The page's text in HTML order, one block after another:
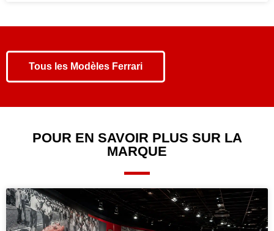
Tous les Modèles Ferrari
POUR EN SAVOIR PLUS SUR LA
MARQUE